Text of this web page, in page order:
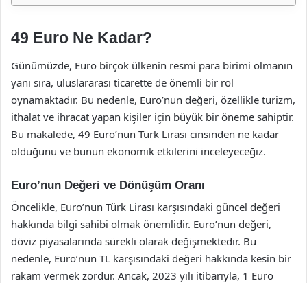
49 Euro Ne Kadar?
Günümüzde, Euro birçok ülkenin resmi para birimi olmanın
yanı sıra, uluslararası ticarette de önemli bir rol
oynamaktadır. Bu nedenle, Euro’nun değeri, özellikle turizm,
ithalat ve ihracat yapan kişiler için büyük bir öneme sahiptir.
Bu makalede, 49 Euro’nun Türk Lirası cinsinden ne kadar
olduğunu ve bunun ekonomik etkilerini inceleyeceğiz.
Euro’nun Değeri ve Dönüşüm Oranı
Öncelikle, Euro’nun Türk Lirası karşısındaki güncel değeri
hakkında bilgi sahibi olmak önemlidir. Euro’nun değeri,
döviz piyasalarında sürekli olarak değişmektedir. Bu
nedenle, Euro’nun TL karşısındaki değeri hakkında kesin bir
rakam vermek zordur. Ancak, 2023 yılı itibarıyla, 1 Euro